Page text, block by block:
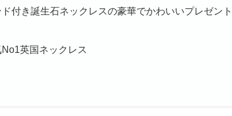
付き誕生石ネックレスの豪華でかわいいプレゼント
英国ネックレス